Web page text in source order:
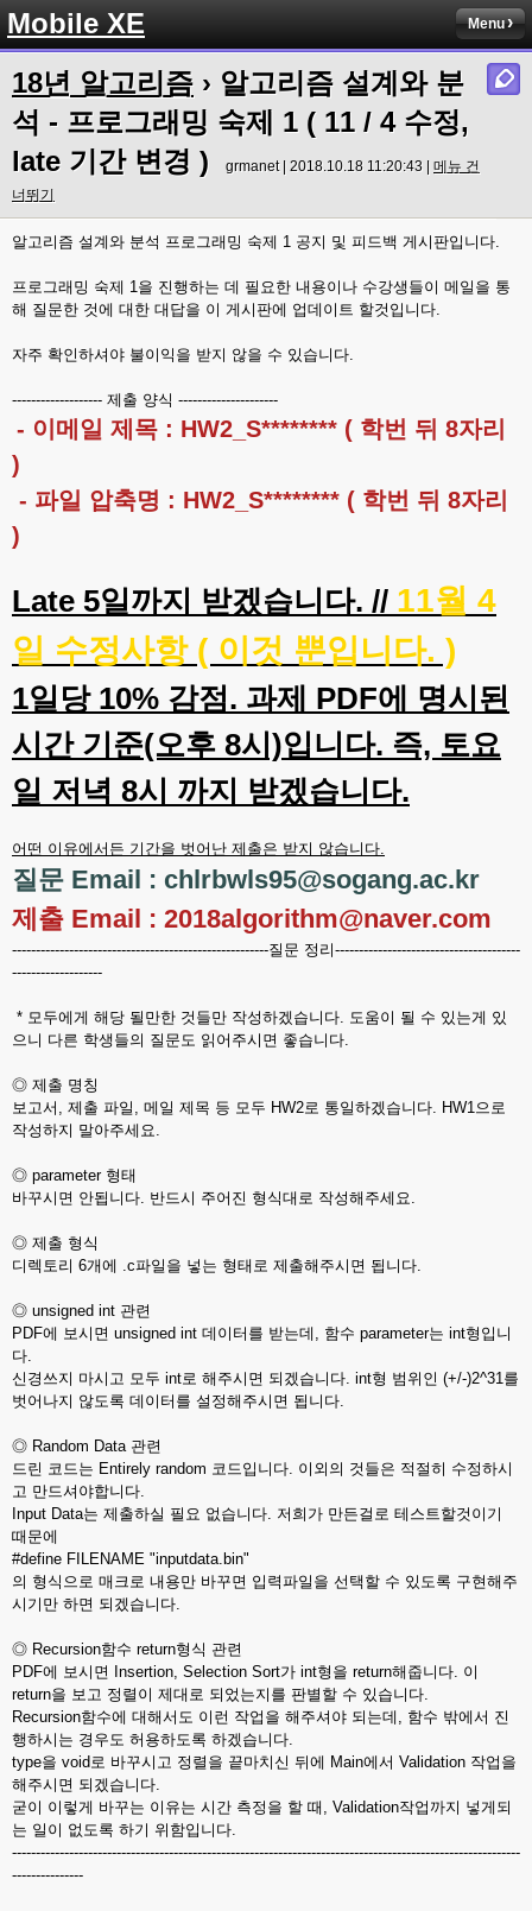
Mobile XE Menu
18년 알고리즘 › 알고리즘 설계와 분
석 - 프로그래밍 숙제 1 ( 11 / 4 수정,
late 기간 변경 )
grmanet | 2018.10.18 11:20:43 | 메뉴 건
너뛰기
알고리즘 설계와 분석 프로그래밍 숙제 1 공지 및 피드백 게시판입니다.
프로그래밍 숙제 1을 진행하는 데 필요한 내용이나 수강생들이 메일을 통
해 질문한 것에 대한 대답을 이 게시판에 업데이트 할것입니다.
자주 확인하셔야 불이익을 받지 않을 수 있습니다.
------------------- 제출 양식 ---------------------
- 이메일 제목 : HW2_S******** ( 학번 뒤 8자리
)
- 파일 압축명 : HW2_S******** ( 학번 뒤 8자리
)
Late 5일까지 받겠습니다. // 11월 4
일 수정사항 ( 이것 뿐입니다. )
1일당 10% 감점. 과제 PDF에 명시된
시간 기준(오후 8시)입니다. 즉, 토요
일 저녁 8시 까지 받겠습니다.
어떤 이유에서든 기간을 벗어난 제출은 받지 않습니다.
질문 Email : chlrbwls95@sogang.ac.kr
제출 Email : 2018algorithm@naver.com
------------------------------------------------------질문 정리---------------------------------------
-------------------
* 모두에게 해당 될만한 것들만 작성하겠습니다. 도움이 될 수 있는게 있
으니 다른 학생들의 질문도 읽어주시면 좋습니다.
◎ 제출 명칭
보고서, 제출 파일, 메일 제목 등 모두 HW2로 통일하겠습니다. HW1으로
작성하지 말아주세요.
◎ parameter 형태
바꾸시면 안됩니다. 반드시 주어진 형식대로 작성해주세요.
◎ 제출 형식
디렉토리 6개에 .c파일을 넣는 형태로 제출해주시면 됩니다.
◎ unsigned int 관련
PDF에 보시면 unsigned int 데이터를 받는데, 함수 parameter는 int형입니
다.
신경쓰지 마시고 모두 int로 해주시면 되겠습니다. int형 범위인 (+/-)2^31를
벗어나지 않도록 데이터를 설정해주시면 됩니다.
◎ Random Data 관련
드린 코드는 Entirely random 코드입니다. 이외의 것들은 적절히 수정하시
고 만드셔야합니다.
Input Data는 제출하실 필요 없습니다. 저희가 만든걸로 테스트할것이기
때문에
#define FILENAME "inputdata.bin"
의 형식으로 매크로 내용만 바꾸면 입력파일을 선택할 수 있도록 구현해주
시기만 하면 되겠습니다.
◎ Recursion함수 return형식 관련
PDF에 보시면 Insertion, Selection Sort가 int형을 return해줍니다. 이
return을 보고 정렬이 제대로 되었는지를 판별할 수 있습니다.
Recursion함수에 대해서도 이런 작업을 해주셔야 되는데, 함수 밖에서 진
행하시는 경우도 허용하도록 하겠습니다.
type을 void로 바꾸시고 정렬을 끝마치신 뒤에 Main에서 Validation 작업을
해주시면 되겠습니다.
굳이 이렇게 바꾸는 이유는 시간 측정을 할 때, Validation작업까지 넣게되
는 일이 없도록 하기 위함입니다.
-----------------------------------------------------------------------------------------------------------
---------------